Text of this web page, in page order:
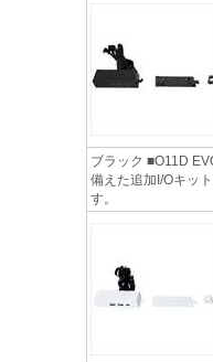
ブラック ■O11D
備えた追加I/Oキッ
す。